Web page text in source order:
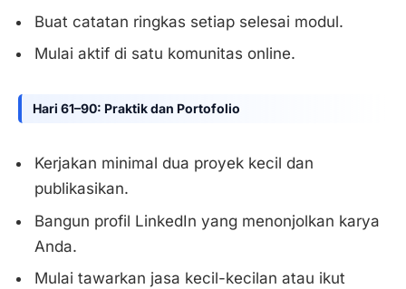
Buat catatan ringkas setiap selesai modul.
Mulai aktif di satu komunitas online.
Hari 61–90: Praktik dan Portofolio
Kerjakan minimal dua proyek kecil dan
publikasikan.
Bangun profil LinkedIn yang menonjolkan karya
Anda.
Mulai tawarkan jasa kecil-kecilan atau ikut